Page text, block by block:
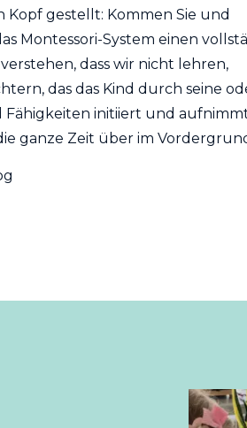
gestellt: Kommen Sie und
Montessori-System einen
dass wir nicht lehren,
das das Kind durch seine
initiiert und
ganze Zeit über im